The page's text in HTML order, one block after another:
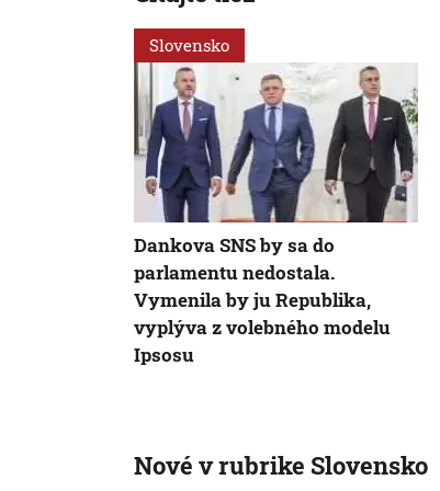
Slovensko
Dankova SNS by sa do
parlamentu nedostala.
Vymenila by ju Republika,
vyplýva z volebného modelu
Ipsosu
Nové v rubrike Slovensko